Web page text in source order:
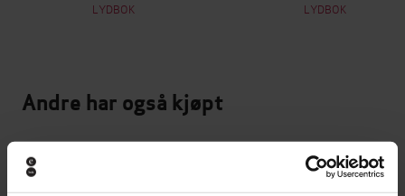
LYDBOK LYDBOK
Andre har også kjøpt
Premium
Første gang på tilbud